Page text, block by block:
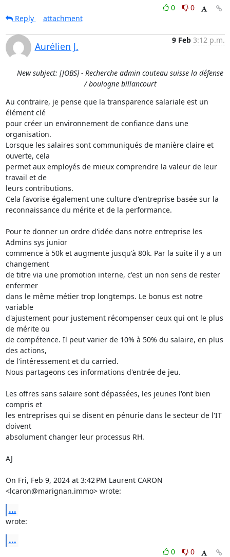
0
0
Reply
attachment
Aurélien J.
9 Feb 3:12 p.m.
New subject: [JOBS] - Recherche admin couteau suisse la défense
/ boulogne billancourt
Au contraire, je pense que la transparence salariale est un
élément clé
pour créer un environnement de confiance dans une
organisation.
Lorsque les salaires sont communiqués de manière claire et
ouverte, cela
permet aux employés de mieux comprendre la valeur de leur
travail et de
leurs contributions.
Cela favorise également une culture d'entreprise basée sur la
reconnaissance du mérite et de la performance.
Pour te donner un ordre d'idée dans notre entreprise les
Admins sys junior
commence à 50k et augmente jusqu'à 80k. Par la suite il y a un
changement
de titre via une promotion interne, c'est un non sens de rester
enfermer
dans le même métier trop longtemps. Le bonus est notre
variable
d'ajustement pour justement récompenser ceux qui ont le plus
de mérite ou
de compétence. Il peut varier de 10% à 50% du salaire, en plus
des actions,
de l'intéressement et du carried.
Nous partageons ces informations d'entrée de jeu.
Les offres sans salaire sont dépassées, les jeunes l'ont bien
compris et
les entreprises qui se disent en pénurie dans le secteur de l'IT
doivent
absolument changer leur processus RH.
AJ
On Fri, Feb 9, 2024 at 3:42 PM Laurent CARON
<lcaron@marignan.immo> wrote:
...
wrote:
...
0 0